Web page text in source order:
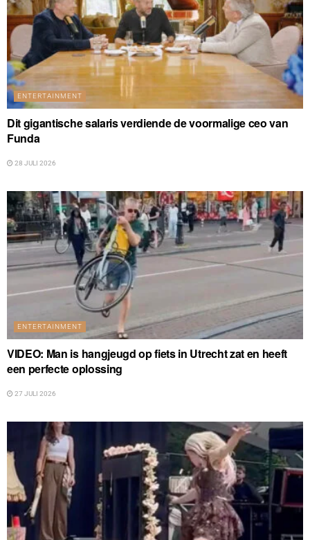
ENTERTAINMENT
Dit gigantische salaris verdiende de voormalige ceo van
Funda
28 JULI 2026
ENTERTAINMENT
VIDEO: Man is hangjeugd op fiets in Utrecht zat en heeft
een perfecte oplossing
27 JULI 2026